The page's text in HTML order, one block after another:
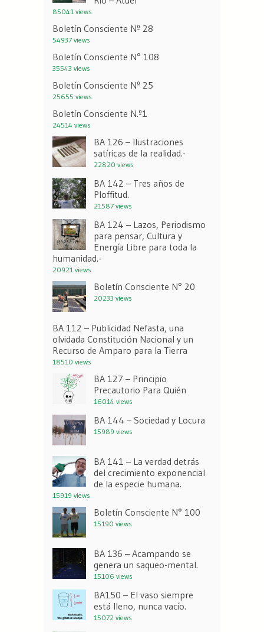
85041 views
Boletín Consciente Nº 28
54937 views
Boletín Consciente N° 108
35543 views
Boletín Consciente Nº 25
25655 views
Boletín Consciente N.º1
24514 views
BA 126 – Ilustraciones
satíricas de la realidad.-
22820 views
BA 142 – Tres años de
Ploffitud.
21587 views
BA 124 – Lazos, Periodismo
para pensar, Cultura y
Energía Libre para toda la
humanidad.-
20921 views
Boletín Consciente N° 20
20233 views
BA 112 – Publicidad Nefasta, una
olvidada Constitución Nacional y un
Recurso de Amparo para la Tierra
18510 views
BA 127 – Principio
Precautorio Para Quién
16014 views
BA 144 – Sociedad y Locura
15989 views
BA 141 – La verdad detrás
del crecimiento exponencial
de la especie humana.
15919 views
Boletín Consciente N° 100
15190 views
BA 136 – Acampando se
genera un saqueo-mental.
15106 views
BA150 – El vaso siempre
está lleno, nunca vacío.
15072 views